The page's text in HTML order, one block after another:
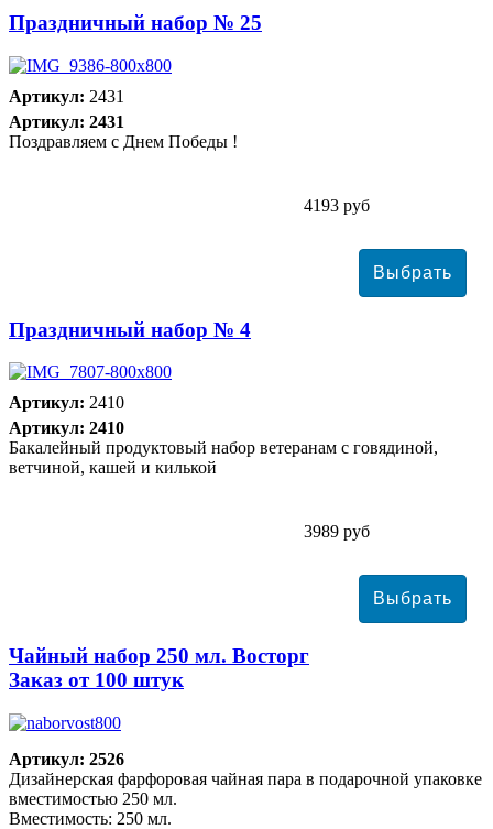
Праздничный набор № 25
Артикул: 2431
Артикул: 2431
Поздравляем с Днем Победы !
4193 руб
Праздничный набор № 4
Артикул: 2410
Артикул: 2410
Бакалейный продуктовый набор ветеранам с говядиной,
ветчиной, кашей и килькой
3989 руб
Чайный набор 250 мл. Восторг
Заказ от 100 штук
Артикул: 2526
Дизайнерская фарфоровая чайная пара в подарочной упаковке
вместимостью 250 мл.
Вместимость: 250 мл.